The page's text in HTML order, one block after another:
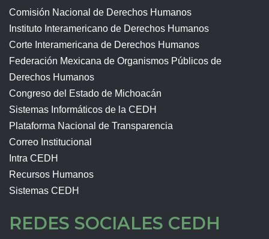
Comisión Nacional de Derechos Humanos
Instituto Interamericano de Derechos Humanos
Corte Interamericana de Derechos Humanos
Federación Mexicana de Organismos Públicos de
Derechos Humanos
Congreso del Estado de Michoacán
Sistemas Informáticos de la CEDH
Plataforma Nacional de Transparencia
Correo Institucional
Intra CEDH
Recursos Humanos
Sistemas CEDH
REDES SOCIALES CEDH